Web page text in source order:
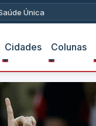
Única
Cidades Colunas